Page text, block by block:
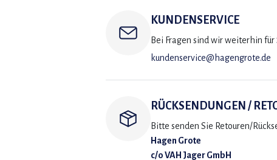
KUNDENSERVICE
Bei Fragen sind wir weiterhin
kundenservice@hagengrote.de
RÜCKSENDUNGEN /
Bitte senden Sie Retouren/
Hagen Grote
c/o VAH Jager GmbH